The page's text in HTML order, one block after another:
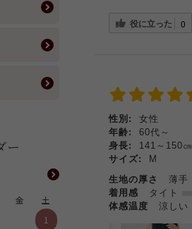
役に立った 0
性別:
女性
年齢:
60代～
身長:
141～150㎝
サイズ:
M
生地の厚さ
薄手
着用感
タイト
体感温度
涼しい
金
土
1